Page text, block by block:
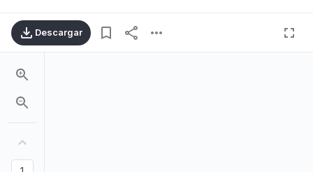
Descargar